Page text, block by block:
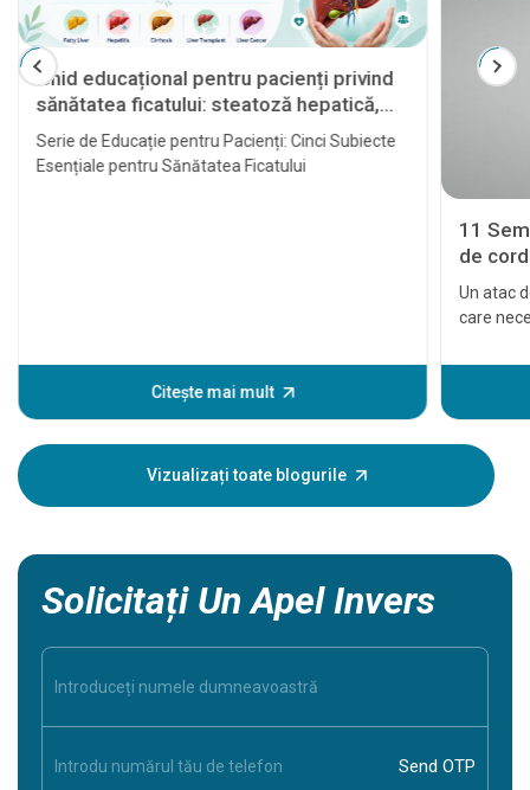
Ghid educațional pentru pacienți privind
sănătatea ficatului: steatoză hepatică,
hepatită, ciroză, transplant hepatic și
cancer hepatic
Serie de Educație pentru Pacienți: Cinci Subiecte
Esențiale pentru Sănătatea Ficatului
Citește mai mult
11
de
Un atac
care
tratat la
unele
în
Vizualizați toate blogurile
Solicitați Un Apel Invers